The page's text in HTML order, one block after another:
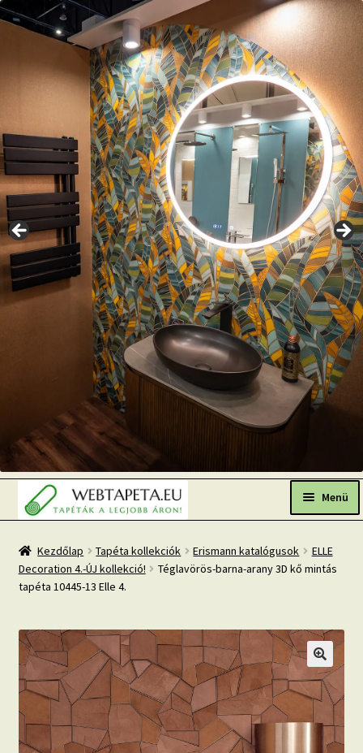
Ugrás
a
navigációhoz
Kilépés
a
tartalomba Menü
Népszerű tapéták
Tapéta BLOG
Mi az a fotótapéta?
Tapétázási tanácsok
Beton hatású tapéták
Kezdőlap Tapéta kollekciók Erismann katalógusok
ELLE
Decoration 4.-ÚJ kollekció!
Téglavörös-barna-arany 3D kő mintás
tapéta 10445-13 Elle 4.